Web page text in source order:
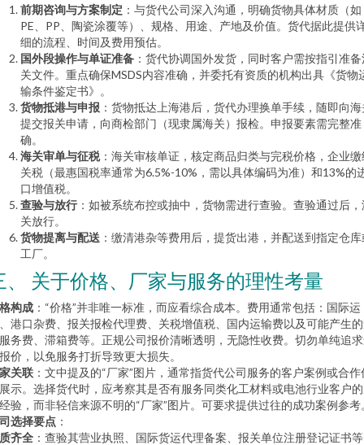
前期咨询与方案制定 ：与货代公司深入沟通，明确货物具体材质（如
PE、PP、陶瓷涂覆等）、规格、用途、产地及价值。货代据此提供
细的流程、时间及费用预估。
国外段操作与单证准备 ：货代协调国外发货，同时客户需按指引准
关文件。重点确保MSDS内容准确，并委托有资质的机构出具《货物
输条件鉴定书》。
货物抵港与申报 ：货物抵达上海港后，货代办理换单手续，随即向海
提交报关申请，向商检部门（现隶属海关）报检。申报要素需完整准
确。
海关审单与征税：海关审核单证，核定商品归类与完税价格，企业缴
关税（最惠国税率通常为6.5%-10%，需以具体编码为准）和13%的
口增值税。
查验与放行 ：如被系统布控或抽中，货物需进行查验。查验通过后，
关放行。
货物提离与配送 ：缴清港杂等费用后，提货出港，并配送到指定仓库
工厂。
、 关于价格、厂家与服务的理性考量
构成 ：“价格”并非唯一标准，而应看综合成本。费用通常包括：国际运
港口杂费、报关报检代理费、关税增值税、国内运输费以及可能产生
务费、滞箱费等。正规公司报价清晰透明，无隐性收费。切勿单纯追
价，以免服务打折导致更大损失。
关联 ：文中提及的“厂家”图片，通常指货代公司服务的客户案例或合作
示。选择货代时，应考察其是否有服务同类化工材料或电池行业客户
验，而非轻信来源不明的“厂家”图片。可要求提供过往的成功案例参考
选择要点 ：
齐全 ：查验其营业执照、国际货运代理备案、报关单位注册登记证书